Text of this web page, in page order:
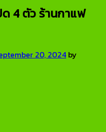
4 ตัว ร้านกาแฟ
20, 2024 by